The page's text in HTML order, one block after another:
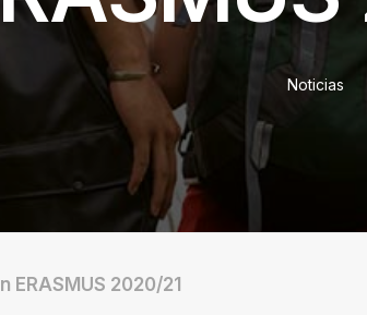
Noticias
2020/21